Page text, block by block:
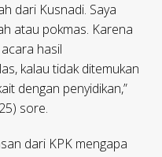
dari Kusnadi. Saya
atau pokmas. Karena
hasil
kalau tidak ditemukan
dengan penyidikan,”
sore.
dari KPK mengapa